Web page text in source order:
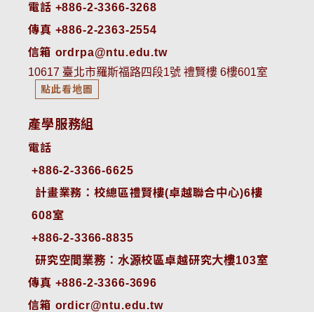
電話 +886-2-3366-3268
傳真 +886-2-2363-2554
信箱 ordrpa@ntu.edu.tw
10617 臺北市羅斯福路四段1號 禮賢樓 6樓601室
點此看地圖
產學服務組
電話
+886-2-3366-6625
計畫業務：校總區禮賢樓(卓越聯合中心)6樓
608室
+886-2-3366-8835
研究空間業務：水源校區卓越研究大樓103室
傳真 +886-2-3366-3696
信箱 ordicr@ntu.edu.tw